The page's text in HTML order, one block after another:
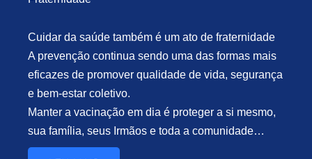
Cuidar da saúde também é um ato de fraternidade
A prevenção continua sendo uma das formas mais
eficazes de promover qualidade de vida, segurança
e bem-estar coletivo.
Manter a vacinação em dia é proteger a si mesmo,
sua família, seus Irmãos e toda a comunidade…